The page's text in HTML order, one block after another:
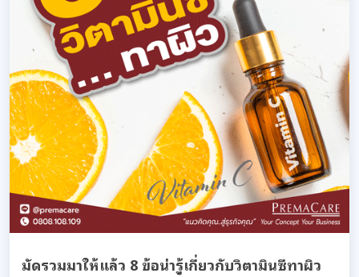
มัดรวมมาให้แล้ว 8 ข้อน่ารู้เกี่ยวกับวิตามินซีทาผิว